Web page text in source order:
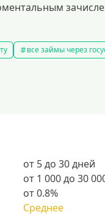
все займы через
от 5 до 30 дней
от 1 000 до 30
от 0.8%
Среднее